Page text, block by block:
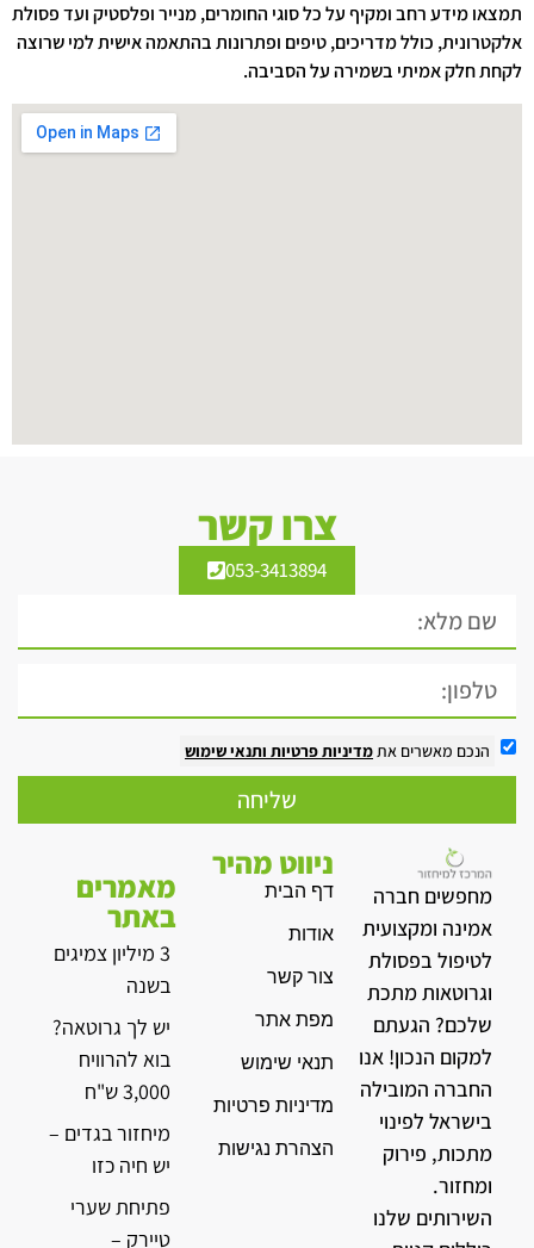
תמצאו מידע רחב ומקיף על כל סוגי החומרים, מנייר ופלסטיק ועד פסולת
אלקטרונית, כולל מדריכים, טיפים ופתרונות בהתאמה אישית למי שרוצה
לקחת חלק אמיתי בשמירה על הסביבה.
צרו קשר
053-3413894
הנכם מאשרים אתמדיניות פרטיות ותנאי שימוש
שליחה
מחפשים חברה
אמינה ומקצועית
לטיפול בפסולת
וגרוטאות מתכת
שלכם? הגעתם
למקום הנכון! אנו
החברה המובילה
בישראל לפינוי
מתכות, פירוק
ומחזור.
השירותים שלנו
ניווט מהיר
דף הבית
אודות
צור קשר
מפת אתר
תנאי שימוש
מדיניות פרטיות
הצהרת נגישות
מאמרים
באתר
3 מיליון צמיגים
בשנה
יש לך גרוטאה?
בוא להרוויח
3,000 ש"ח
מיחזור בגדים –
יש חיה כזו
פתיחת שערי
טיירק –